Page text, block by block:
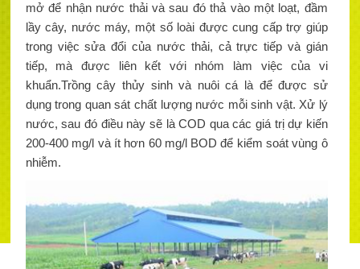
mở để nhận nước thải và sau đó thả vào một loạt, đầm
lầy cây, nước máy, một số loài được cung cấp trợ giúp
trong việc sửa đổi của nước thải, cả trực tiếp và gián
tiếp, mà được liên kết với nhóm làm việc của vi
khuẩn.Trồng cây thủy sinh và nuôi cá là để được sử
dụng trong quan sát chất lượng nước mỗi sinh vật. Xử lý
nước, sau đó điều này sẽ là COD qua các giá trị dự kiến
200-400 mg/l và ít hơn 60 mg/l BOD để kiểm soát vùng ô
nhiễm.